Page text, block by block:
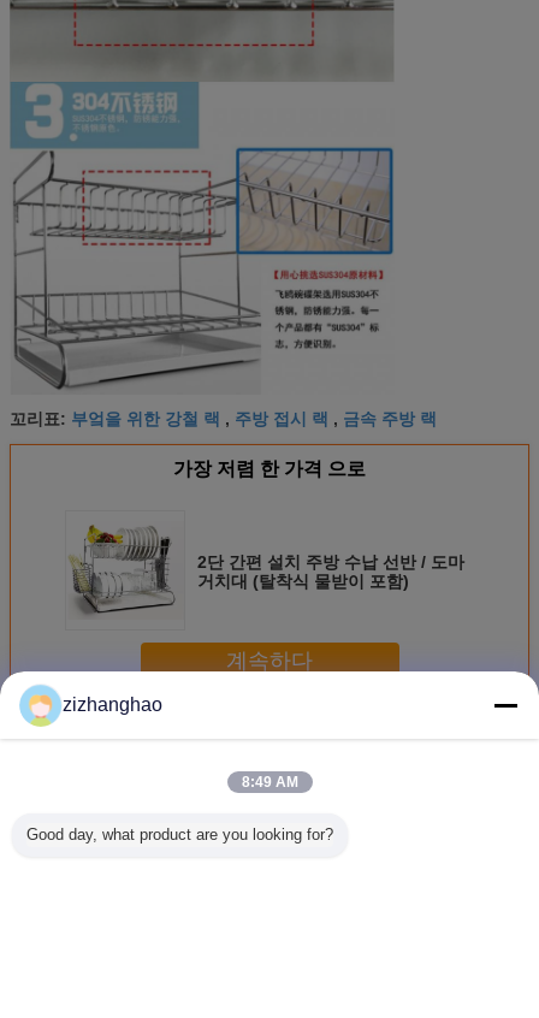
꼬리표: 부엌을 위한 강철 랙 , 주방 접시 랙 , 금속 주방 랙
가장 저렴 한 가격 으로
2단 간편 설치 주방 수납 선반 / 도마
거치대 (탈착식 물받이 포함)
계속하다
더 많은 것
zizhanghao
8:49 AM
Good day, what product are you looking for?